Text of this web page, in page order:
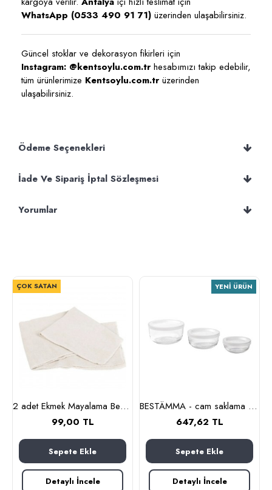
WhatsApp (0533 490 91 71) üzerinden ulaşabilirsiniz.
Güncel stoklar ve dekorasyon fikirleri için
Instagram: @kentsoylu.com.trhesabımızı takip edebilir,
tüm ürünlerimize Kentsoylu.com.trüzerinden
ulaşabilirsiniz.
Ödeme Seçenekleri
İade Ve Sipariş İptal Sözleşmesi
Yorumlar
ÇOK SATAN
2 adet Ekmek Mayalama Bezi 50x70 cm, %100 Pamuk Amerikan Pasa Bezi
99,00 TL
Sepete Ekle
Detaylı İncele
YENI ÜRÜN
BESTÄMMA - cam saklama kabı seti (cam)
647,62 TL
Sepete Ekle
Detaylı İncele